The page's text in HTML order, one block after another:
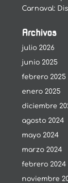
Carnaval:
Archivos
julio 2026
junio 2025
febrero 2025
enero 2025
diciembre
agosto 2024
mayo 2024
marzo 2024
febrero 2024
noviembre